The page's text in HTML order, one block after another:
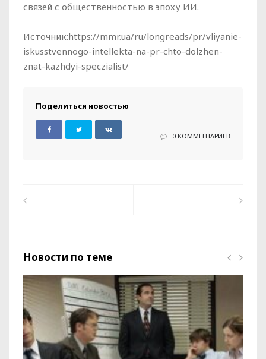
связей с общественностью в эпоху ИИ.
Источник:https://mmr.ua/ru/longreads/pr/vliyanie-
iskusstvennogo-intellekta-na-pr-chto-dolzhen-
znat-kazhdyi-speczialist/
Поделиться новостью
0 КОММЕНТАРИЕВ
Новости по теме